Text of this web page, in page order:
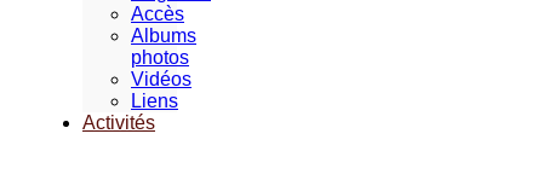
Accès
Albums
photos
Vidéos
Liens
Activités